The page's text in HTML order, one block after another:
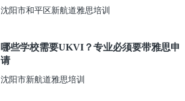
沈阳市和平区新航道雅思培训
哪些学校需要UKVI？专业必须要带雅思申
请
沈阳市新航道雅思培训